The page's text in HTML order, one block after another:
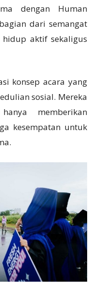
dengan Human
dari semangat
aktif sekaligus
konsep acara yang
sosial. Mereka
memberikan
kesempatan untuk